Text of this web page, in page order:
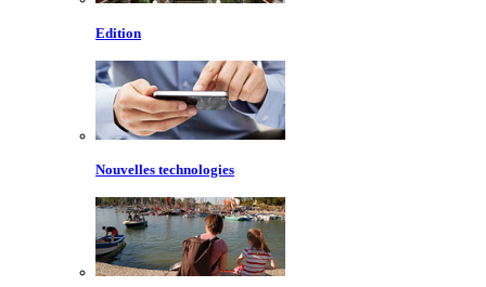
Edition
Nouvelles technologies